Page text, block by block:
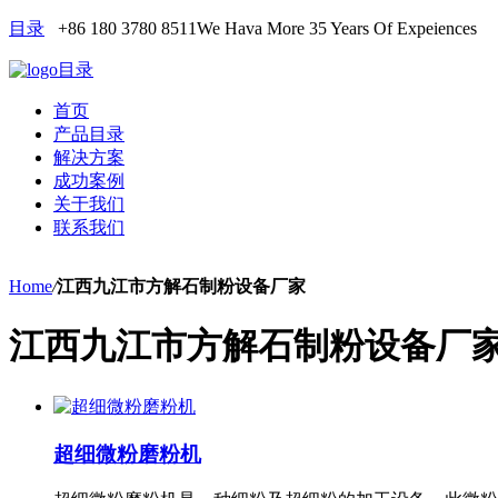
目录 +86 180 3780 8511We Hava More 35 Years Of Expeiences
目录
首页
产品目录
解决方案
成功案例
关于我们
联系我们
Home/江西九江市方解石制粉设备厂家
江西九江市方解石制粉设备厂
超细微粉磨粉机